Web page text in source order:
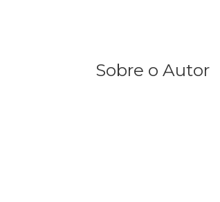
Sobre o Autor